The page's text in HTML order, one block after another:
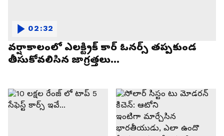
వర్షాకాలంలో ఎలక్ట్రిక్ కార్ ఓనర్స్ తప్పకుండ
తీసుకోవలిసిన జాగ్రత్తలు...
02:32